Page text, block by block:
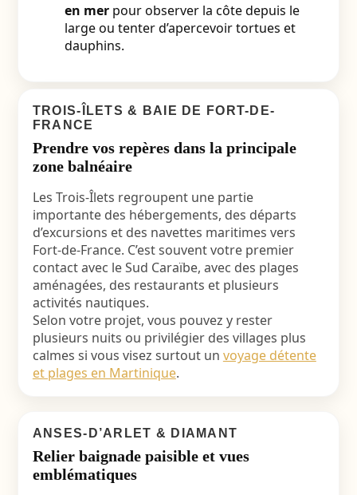
en merpour observer la côte depuis le
large ou tenter d’apercevoir tortues et
dauphins.
TROIS-ÎLETS & BAIE DE FORT-DE-
FRANCE
Prendre vos repères dans la principale
zone balnéaire
Les Trois-Îlets regroupent une partie
importante des hébergements, des départs
d’excursions et des navettes maritimes vers
Fort-de-France. C’est souvent votre premier
contact avec le Sud Caraïbe, avec des plages
aménagées, des restaurants et plusieurs
activités nautiques.
Selon votre projet, vous pouvez y rester
plusieurs nuits ou privilégier des villages plus
calmes si vous visez surtout un voyage détente
et plages en Martinique.
ANSES-D’ARLET & DIAMANT
Relier baignade paisible et vues
emblématiques